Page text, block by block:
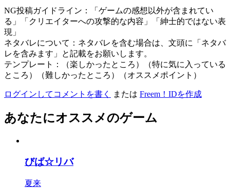
NG投稿ガイドライン：「ゲームの感想以外が含まれてい
る」「クリエイターへの攻撃的な内容」「紳士的ではない表
現」
ネタバレについて：ネタバレを含む場合は、文頭に「ネタバ
レを含みます」と記載をお願いします。
テンプレート：（楽しかったところ）（特に気に入っている
ところ）（難しかったところ）（オススメポイント）
ログインしてコメントを書く または Freem！IDを作成
あなたにオススメのゲーム
びば☆リバ
夏来